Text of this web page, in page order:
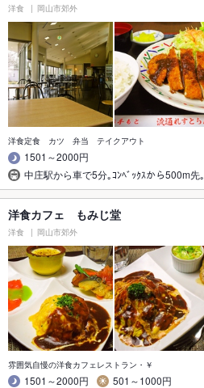
洋食 岡山市郊外
洋食定食 カツ 弁当 テイクアウト
1501～2000円
中庄駅から車で5分｡ｺﾝﾍﾞｯｸｽから500m先｡
洋食カフェ もみじ堂
洋食 岡山市郊外
雰囲気自慢の洋食カフェレストラン・￥
1501～2000円
501～1000円